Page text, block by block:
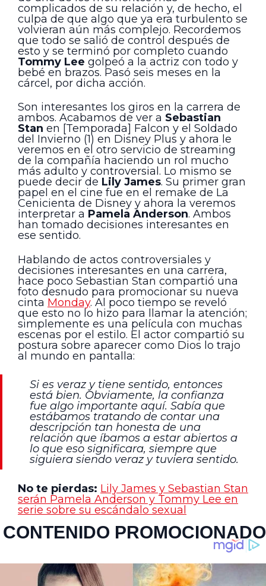
complicados de su relación y, de hecho, el
culpa de que algo que ya era turbulento se
volvieran aún más complejo. Recordemos
que todo se salió de control después de
esto y se terminó por completo cuando
Tommy Lee golpeó a la actriz con todo y
bebé en brazos. Pasó seis meses en la
cárcel, por dicha acción.
Son interesantes los giros en la carrera de
ambos. Acabamos de ver a Sebastian
Stan en [Temporada] Falcon y el Soldado
del Invierno (1) en Disney Plus y ahora le
veremos en el otro servicio de streaming
de la compañía haciendo un rol mucho
más adulto y controversial. Lo mismo se
puede decir de Lily James. Su primer gran
papel en el cine fue en el remake de La
Cenicienta de Disney y ahora la veremos
interpretar a Pamela Anderson. Ambos
han tomado decisiones interesantes en
ese sentido.
Hablando de actos controversiales y
decisiones interesantes en una carrera,
hace poco Sebastian Stan compartió una
foto desnudo para promocionar su nueva
cinta Monday. Al poco tiempo se reveló
que esto no lo hizo para llamar la atención;
simplemente es una película con muchas
escenas por el estilo. El actor compartió su
postura sobre aparecer como Dios lo trajo
al mundo en pantalla:
Si es veraz y tiene sentido, entonces
está bien. Obviamente, la confianza
fue algo importante aquí. Sabía que
estábamos tratando de contar una
descripción tan honesta de una
relación que íbamos a estar abiertos a
lo que eso significara, siempre que
siguiera siendo veraz y tuviera sentido.
No te pierdas: Lily James y Sebastian Stan
serán Pamela Anderson y Tommy Lee en
serie sobre su escándalo sexual